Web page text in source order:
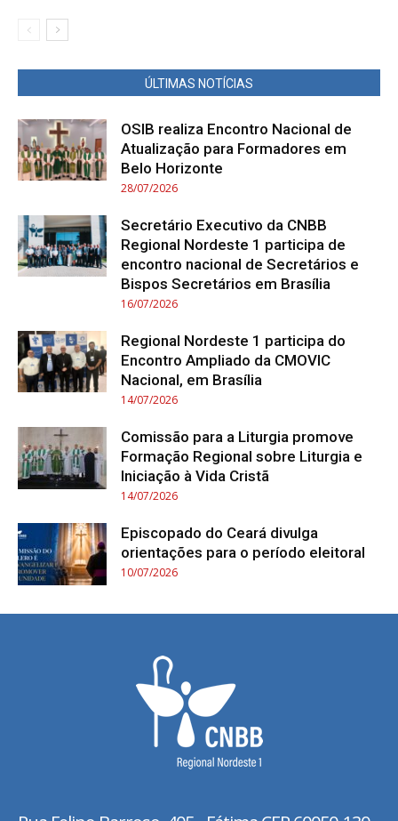
ÚLTIMAS NOTÍCIAS
OSIB realiza Encontro Nacional de
Atualização para Formadores em
Belo Horizonte
28/07/2026
Secretário Executivo da CNBB
Regional Nordeste 1 participa de
encontro nacional de Secretários e
Bispos Secretários em Brasília
16/07/2026
Regional Nordeste 1 participa do
Encontro Ampliado da CMOVIC
Nacional, em Brasília
14/07/2026
Comissão para a Liturgia promove
Formação Regional sobre Liturgia e
Iniciação à Vida Cristã
14/07/2026
Episcopado do Ceará divulga
orientações para o período eleitoral
10/07/2026